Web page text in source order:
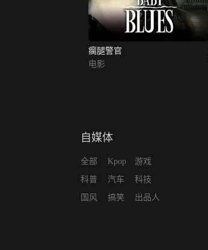
瘸腿警官
电影
自媒体
全部
科普
国风
Kpop
汽车
搞笑
游戏
科技
出品人